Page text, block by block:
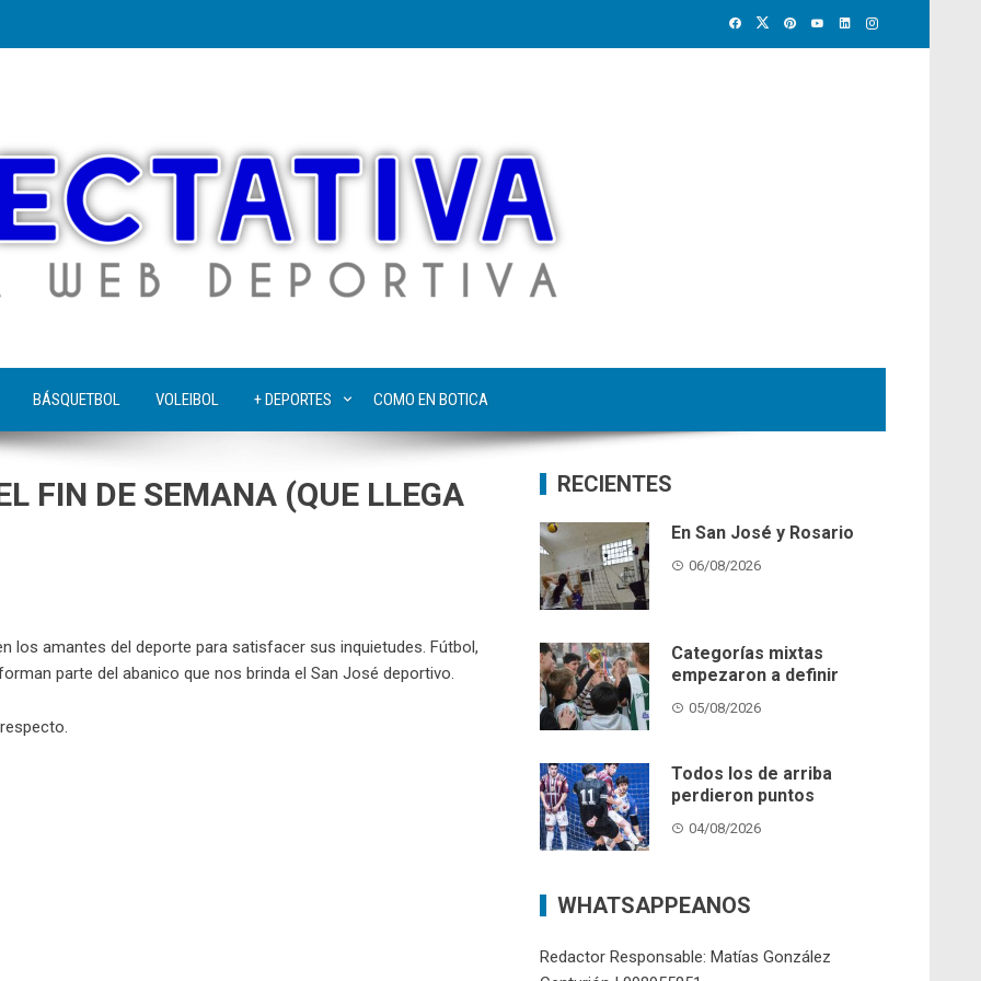
BÁSQUETBOL VOLEIBOL + DEPORTES COMO EN BOTICA
FIN DE SEMANA (QUE LLEGA
los amantes del deporte para satisfacer sus inquietudes. Fútbol,
parte del abanico que nos brinda el San José deportivo.
RECIENTES
En San José y Rosario
06/08/2026
Categorías mixtas
empezaron a definir
05/08/2026
Todos los de arriba
perdieron puntos
04/08/2026
WHATSAPPEANOS
Redactor Responsable: Matías González